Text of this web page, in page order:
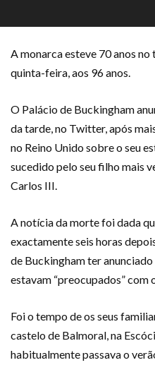
A monarca esteve 70 anos
quinta-feira, aos 96 anos.
O Palácio de Buckingham
da tarde, no Twitter, após
no Reino Unido sobre o seu
sucedido pelo seu filho mais
Carlos III.
A notícia da morte foi dada
exactamente seis horas
de Buckingham ter anunciado
estavam “preocupados” com
Foi o tempo de os seus
castelo de Balmoral, na
habitualmente passava o